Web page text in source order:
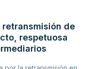
de
respetuosa